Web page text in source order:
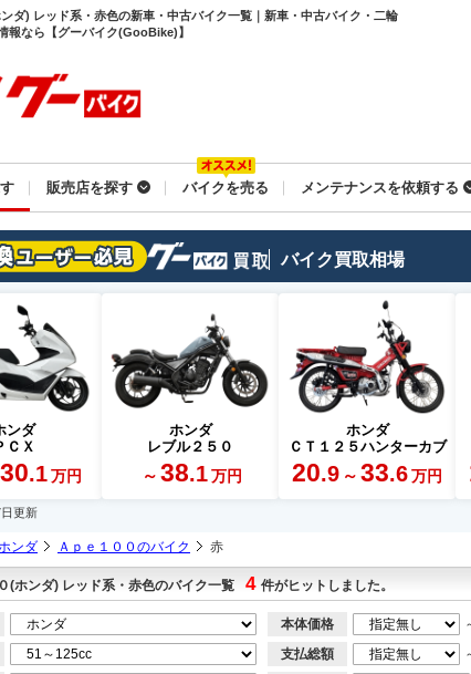
ダ) レッド系・赤色の新車・中古バイク一覧｜新車・中古バイク・二輪
報なら【グーバイク(GooBike)】
販売店を探す バイクを売る メンテナンスを依頼する
バイク買取相場
ンダ
ＣＸ
30.1 万円
ホンダ
レブル２５０
～ 38.1 万円
ホンダ
ＣＴ１２５ハンターカブ
20.9 ～ 33.6万円
更新
ホンダ Ａｐｅ１００のバイク 赤
(ホンダ) レッド系・赤色のバイク一覧 4 件がヒットしました。
本体価格
支払総額